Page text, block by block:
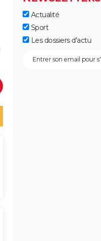
Actualité
Sport
Les dossiers d'actu